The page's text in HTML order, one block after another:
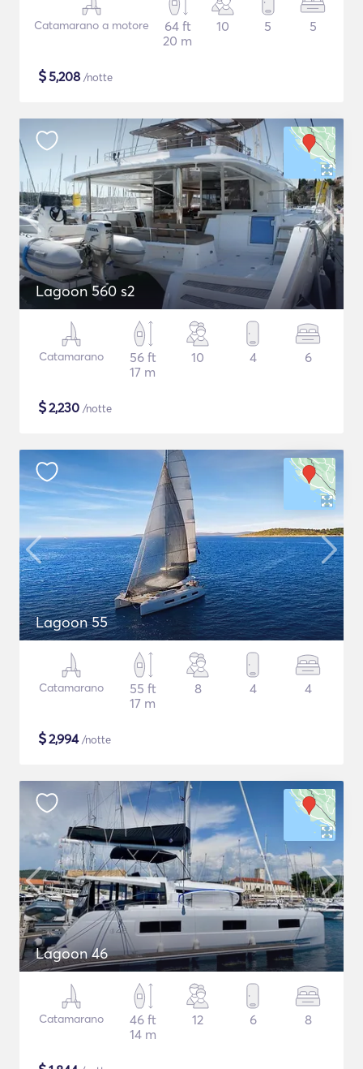
Catamarano a motore
64 ft
20 m
10 5 5
$5,208 /notte
Lagoon 560 s2
Catamarano
56 ft
17 m
10 4 6
$2,230 /notte
Lagoon 55
Catamarano
55 ft
17 m
8 4 4
$2,994/notte
Lagoon 46
Catamarano
46 ft
14 m
12 6 8